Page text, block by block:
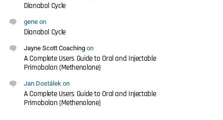
Dianabol Cycle
gene on
Dianabol Cycle
Jayne Scott Coaching on
A Complete Users Guide to Oral and Injectable
Primobolan (Methenolone)
Jan Dostálek on
A Complete Users Guide to Oral and Injectable
Primobolan (Methenolone)